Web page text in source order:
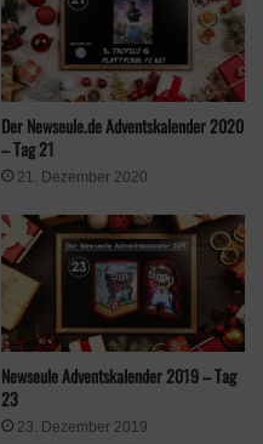
Der Newseule.de Adventskalender 2020
– Tag 21
21. Dezember 2020
Newseule Adventskalender 2019 – Tag
23
23. Dezember 2019